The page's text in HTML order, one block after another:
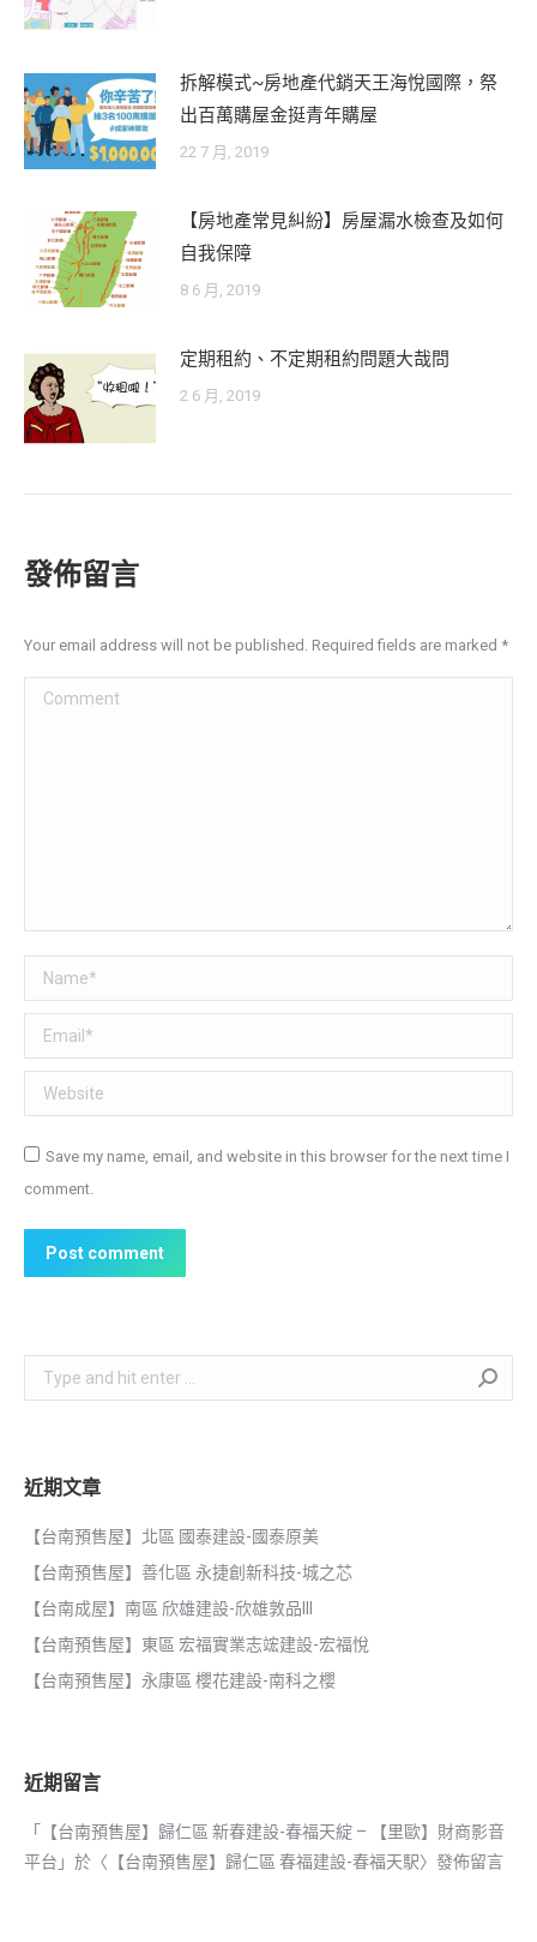
拆解模式~房地產代銷天王海悅國際，祭
出百萬購屋金挺青年購屋
22 7 月, 2019
【房地產常見糾紛】房屋漏水檢查及如何
自我保障
8 6 月, 2019
定期租約、不定期租約問題大哉問
2 6 月, 2019
發佈留言
Your email address will not be published. Required fields are marked *
Comment
Name *
Email *
Website
Save my name, email, and website in this browser for the next time I
comment.
Post comment
Search:
近期文章
【台南預售屋】北區 國泰建設-國泰原美
【台南預售屋】善化區 永捷創新科技-城之芯
【台南成屋】南區 欣雄建設-欣雄敦品III
【台南預售屋】東區 宏福實業志竤建設-宏福悅
【台南預售屋】永康區 櫻花建設-南科之櫻
近期留言
「
【台南預售屋】歸仁區 新春建設-春福天綻 – 【里歐】財商影音
平台 」於〈 【台南預售屋】歸仁區 春福建設-春福天駅〉發佈留言